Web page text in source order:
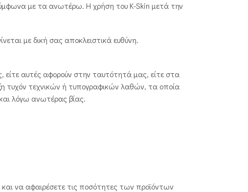
με τα ανωτέρω. Η χρήση του K-Skin μετά την
με δική σας αποκλειστικά ευθύνη.
είτε αυτές αφορούν στην ταυτότητά μας, είτε στα
τυχόν τεχνικών ή τυπογραφικών λαθών, τα οποία
λόγω ανωτέρας βίας.
να αφαιρέσετε τις ποσότητες των προϊόντων